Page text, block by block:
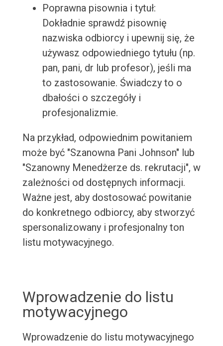
Poprawna pisownia i tytuł:
Dokładnie sprawdź pisownię
nazwiska odbiorcy i upewnij się, że
używasz odpowiedniego tytułu (np.
pan, pani, dr lub profesor), jeśli ma
to zastosowanie. Świadczy to o
dbałości o szczegóły i
profesjonalizmie.
Na przykład, odpowiednim powitaniem
może być "Szanowna Pani Johnson" lub
"Szanowny Menedżerze ds. rekrutacji", w
zależności od dostępnych informacji.
Ważne jest, aby dostosować powitanie
do konkretnego odbiorcy, aby stworzyć
spersonalizowany i profesjonalny ton
listu motywacyjnego.
Wprowadzenie do listu
motywacyjnego
Wprowadzenie do listu motywacyjnego